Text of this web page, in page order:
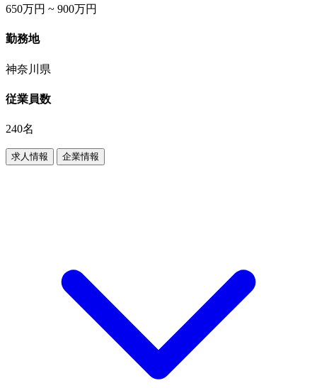
650万円 ~ 900万円
勤務地
神奈川県
従業員数
240名
求人情報 企業情報